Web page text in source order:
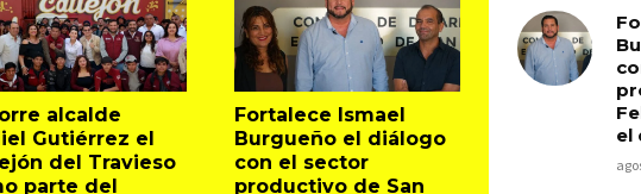
alcalde
Gutiérrez el
del Travieso
parte del
Fortalece Ismael
Burgueño el diálogo
con el sector
productivo de San
el